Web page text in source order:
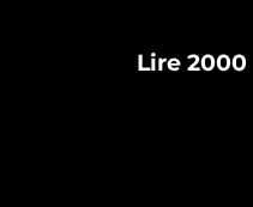
Lire 2000